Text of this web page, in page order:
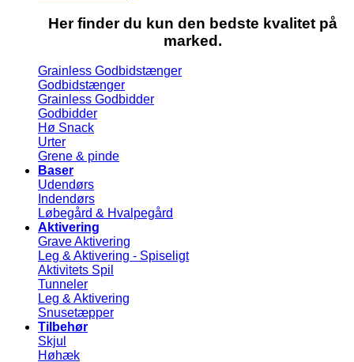
Her finder du kun den bedste kvalitet på
marked.
Grainless Godbidstænger
Godbidstænger
Grainless Godbidder
Godbidder
Hø Snack
Urter
Grene & pinde
Baser
Udendørs
Indendørs
Løbegård & Hvalpegård
Aktivering
Grave Aktivering
Leg & Aktivering - Spiseligt
Aktivitets Spil
Tunneler
Leg & Aktivering
Snusetæpper
Tilbehør
Skjul
Høhæk